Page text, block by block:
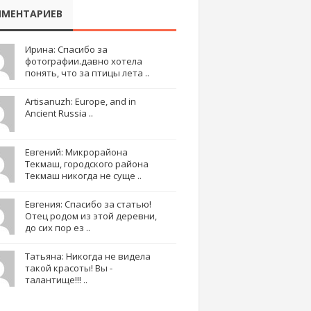
Ирина: Спасибо за
фотографии.давно хотела
понять, что за птицы лета ..
Artisanuzh: Europe, and in
Ancient Russia ..
Евгений: Микрорайона
Текмаш, городского района
Текмаш никогда не суще ..
Евгения: Спасибо за статью!
Отец родом из этой деревни,
до сих пор ез ..
Татьяна: Никогда не видела
такой красоты! Вы -
талантище!!! ..